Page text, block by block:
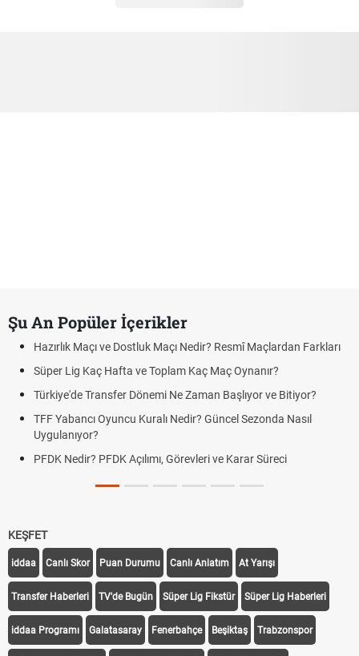
Şu An Popüler İçerikler
Hazırlık Maçı ve Dostluk Maçı Nedir? Resmî Maçlardan Farkları
Süper Lig Kaç Hafta ve Toplam Kaç Maç Oynanır?
Türkiye'de Transfer Dönemi Ne Zaman Başlıyor ve Bitiyor?
TFF Yabancı Oyuncu Kuralı Nedir? Güncel Sezonda Nasıl
Uygulanıyor?
PFDK Nedir? PFDK Açılımı, Görevleri ve Karar Süreci
KEŞFET
iddaa Canlı Skor Puan Durumu Canlı Anlatım At Yarışı
Transfer Haberleri TV'de Bugün Süper Lig Fikstür Süper Lig Haberleri
iddaa Programı Galatasaray Fenerbahçe Beşiktaş Trabzonspor